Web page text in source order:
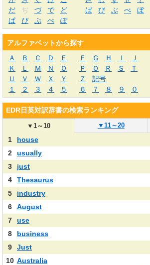
だ
ぢ づ で ど ば び ぶ べ
ぼ
ぱ
ぴ ぷ ぺ ぽ
アルファベットから探す
Ａ
Ｂ Ｃ Ｄ Ｅ Ｆ Ｇ Ｈ Ｉ
Ｊ
Ｋ
Ｌ Ｍ Ｎ Ｏ Ｐ Ｑ Ｒ Ｓ
Ｔ
Ｕ
Ｖ Ｗ Ｘ Ｙ Ｚ
記号
１
２ ３ ４ ５ ６ ７ ８ ９ ０
EDR日英対訳辞書の検索ランキング
▼1～10 ▼ 11～20
1
house
2
usually
3
just
4
Thesaurus
5
industry
6
August
7
use
8
business
9
Just
10 Australia